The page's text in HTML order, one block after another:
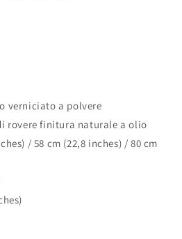
verniciato a polvere
rovere finitura naturale a olio
/ 58 cm (22,8 inches) / 80 cm